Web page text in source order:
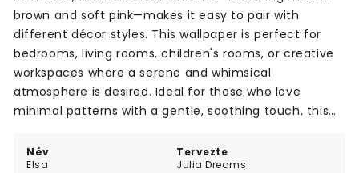
Név
Elsa
Tervezte
Julia Dreams
brown and soft pink—makes it easy to pair with
different décor styles. This wallpaper is perfect for
bedrooms, living rooms, children's rooms, or creative
workspaces where a serene and whimsical
atmosphere is desired. Ideal for those who love
minimal patterns with a gentle, soothing touch, this